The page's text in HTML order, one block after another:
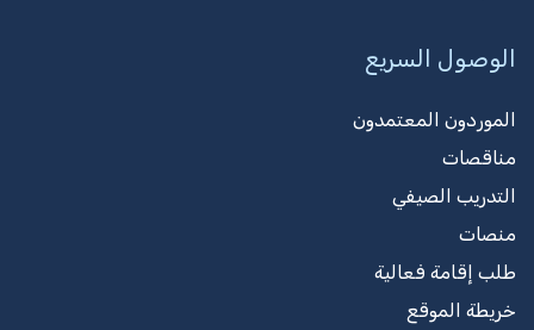
الوصول السريع
الموردون المعتمدون
مناقصات
التدريب الصيفي
منصات
طلب إقامة فعالية
خريطة الموقع